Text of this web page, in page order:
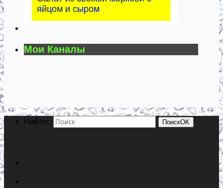
яйцом и сыром
Мои Каналы
Найти: ПоискOK